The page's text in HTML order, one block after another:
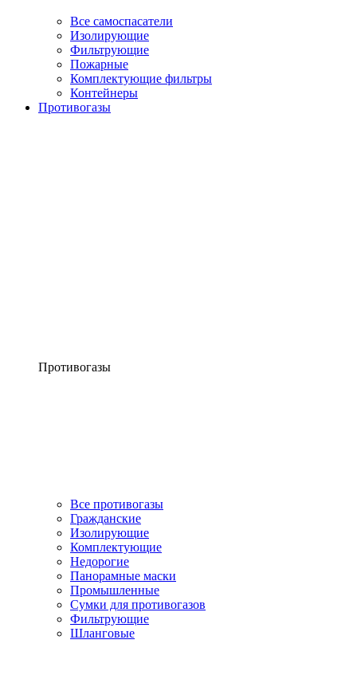
Все самоспасатели
Изолирующие
Фильтрующие
Пожарные
Комплектующие фильтры
Контейнеры
Противогазы
Противогазы
Все противогазы
Гражданские
Изолирующие
Комплектующие
Недорогие
Панорамные маски
Промышленные
Сумки для противогазов
Фильтрующие
Шланговые